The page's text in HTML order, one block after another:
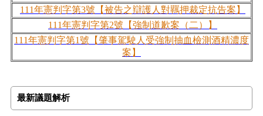
111年憲判字第3號【被告之辯護人對羈押裁定抗告案】
111年憲判字第2號【強制道歉案（二）】
111年憲判字第1號【肇事駕駛人受強制抽血檢測酒精濃度
案】
最新議題解析